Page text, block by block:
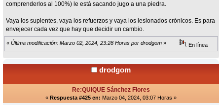
comprenderlos al 100%) le está sacando jugo a una piedra.
Vaya los suplentes, vaya los refuerzos y vaya los lesionados crónicos. Es para
envejecer cada vez que hay que decidir un cambio.
« Última modificación: Marzo 02, 2024, 23:28 Horas por drodgom » En línea
drodgom
Re:QUIQUE Sánchez Flores
« Respuesta #425 en: Marzo 04, 2024, 03:07 Horas »